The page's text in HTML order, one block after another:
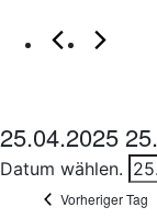
25.04.2025
Datum wählen.
Vorheriger Tag